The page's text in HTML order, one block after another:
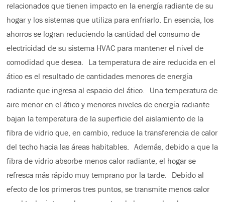
relacionados que tienen impacto en la energía radiante de su
hogar y los sistemas que utiliza para enfriarlo. En esencia, los
ahorros se logran reduciendo la cantidad del consumo de
electricidad de su sistema HVAC para mantener el nivel de
comodidad que desea. La temperatura de aire reducida en el
ático es el resultado de cantidades menores de energía
radiante que ingresa al espacio del ático. Una temperatura de
aire menor en el ático y menores niveles de energía radiante
bajan la temperatura de la superficie del aislamiento de la
fibra de vidrio que, en cambio, reduce la transferencia de calor
del techo hacia las áreas habitables. Además, debido a que la
fibra de vidrio absorbe menos calor radiante, el hogar se
refresca más rápido muy temprano por la tarde. Debido al
efecto de los primeros tres puntos, se transmite menos calor